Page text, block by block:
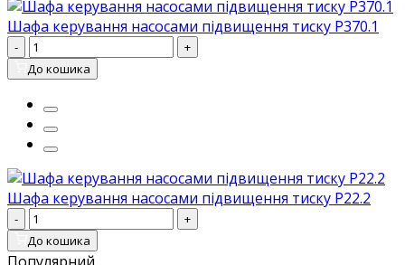
Шафа керування насосами підвищення тиску P370.1
-
+
До кошика
Шафа керування насосами підвищення тиску P22.2
-
+
До кошика